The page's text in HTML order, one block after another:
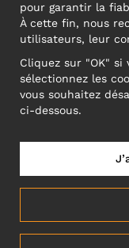
ATTENTION !
pour garantir la
À cette fin, nous
utilisateurs, leur
Cliquez sur "OK" si
sélectionnez les
vous souhaitez
ci-dessous.